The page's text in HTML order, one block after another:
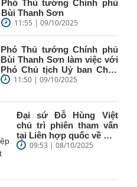
Phó Thủ tướng Chính phủ
Bùi Thanh Sơn
11:55 | 09/10/2025
Phó Thủ tướng Chính phủ
Bùi Thanh Sơn làm việc với
Phó Chủ tịch Uỷ ban Châu
Âu (EC)
11:50 | 09/10/2025
Đại sứ Đỗ Hùng Việt
chủ trì phiên tham vấn
tại Liên hợp quốc về Hội
nghị kiểm điểm Hiệp
09:53 | 08/10/2025